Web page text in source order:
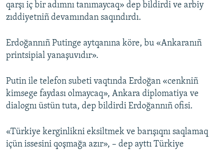
qarşı iç bir adımnı tanımaycaq» dep bildirdi ve arbiy
zıddiyetniñ devamından saqındırdı.
Erdoğannıñ Putinge aytqanına köre, bu «Ankaranıñ
printsipial yanaşuvıdır».
Putin ile telefon subeti vaqtında Erdoğan «cenkniñ
kimsege faydası olmaycaq», Ankara diplomatiya ve
dialognı üstün tuta, dep bildirdi Erdoğannıñ ofisi.
«Türkiye kerginlikni eksiltmek ve barışıqnı saqlamaq
içün issesini qoşmağa azır», – dep ayttı Türkiye